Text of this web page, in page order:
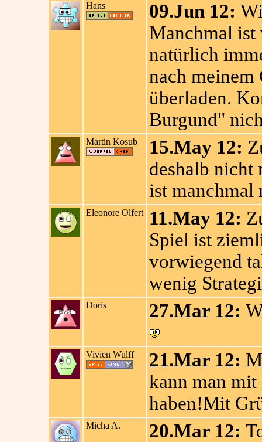
Hans 09.Jun 12:
Manchmal ist
natürlich
nach meinem
überladen.
Burgund"
Martin Kosub 15.May 12:
deshalb nicht
ist manchmal
Eleonore Olfert 11.May 12:
Spiel ist
vorwiegend
wenig
Doris 27.Mar 12:
Vivien Wulff 21.Mar 12:
kann man mit
haben!Mit
Micha A. 20.Mar 12: